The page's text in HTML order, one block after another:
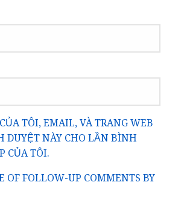
TÔI, EMAIL, VÀ TRANG WEB
DUYỆT NÀY CHO LẦN BÌNH
CỦA TÔI.
OF FOLLOW-UP COMMENTS BY